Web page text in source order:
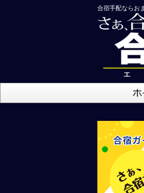
合宿手配ならお